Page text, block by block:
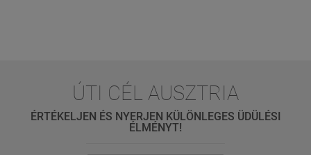
ÚTI CÉL AUSZTRIA
ÉRTÉKELJEN ÉS NYERJEN KÜLÖNLEGES ÜDÜLÉSI
ÉLMÉNYT!